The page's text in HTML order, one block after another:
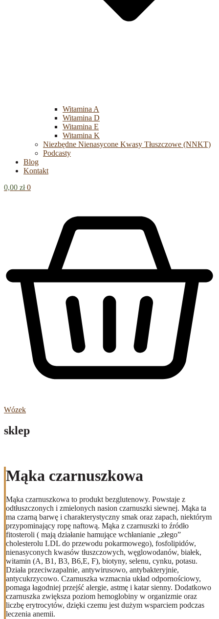
Witamina A
Witamina D
Witamina E
Witamina K
Niezbędne Nienasycone Kwasy Tłuszczowe (NNKT)
Podcasty
Blog
Kontakt
0,00 zł 0
Wózek
sklep
Mąka czarnuszkowa
Mąka czarnuszkowa to produkt bezglutenowy. Powstaje z
odtłuszczonych i zmielonych nasion czarnuszki siewnej. Mąka ta
ma czarną barwę i charakterystyczny smak oraz zapach, niektórym
przypominający ropę naftową. Mąka z czarnuszki to źródło
fitosteroli ( mają działanie hamujące wchłanianie „złego”
cholesterolu LDL do przewodu pokarmowego), fosfolipidów,
nienasyconych kwasów tłuszczowych, węglowodanów, białek,
witamin (A, B1, B3, B6,E, F), biotyny, selenu, cynku, potasu.
Działa przeciwzapalnie, antywirusowo, antybakteryjnie,
antycukrzycowo. Czarnuszka wzmacnia układ odpornościowy,
pomaga łagodniej przejść alergie, astmę i katar sienny. Dodatkowo
czarnuszka zwiększa poziom hemoglobiny w organizmie oraz
liczbę erytrocytów, dzięki czemu jest dużym wsparciem podczas
leczenia anemii.